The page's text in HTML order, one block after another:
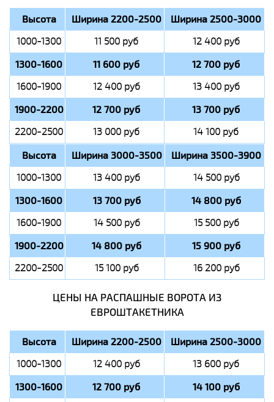
Высота Ширина 2200-2500 Ширина 2500-3000
1000-1300 11 500 руб 12 400 руб
1300-1600 11 600 руб 12 700 руб
1600-1900 12 400 руб 13 400 руб
1900-2200 12 700 руб 13 700 руб
2200-2500 13 000 руб 14 100 руб
Высота Ширина 3000-3500 Ширина 3500-3900
1000-1300 13 400 руб 14 500 руб
1300-1600 13 700 руб 14 800 руб
1600-1900 14 500 руб 15 500 руб
1900-2200 14 800 руб 15 900 руб
2200-2500 15 100 руб 16 200 руб
ЦЕНЫ НА РАСПАШНЫЕ ВОРОТА ИЗ
ЕВРОШТАКЕТНИКА
Высота Ширина 2200-2500 Ширина 2500-3000
1000-1300 12 400 руб 13 600 руб
1300-1600 12 700 руб 14 100 руб